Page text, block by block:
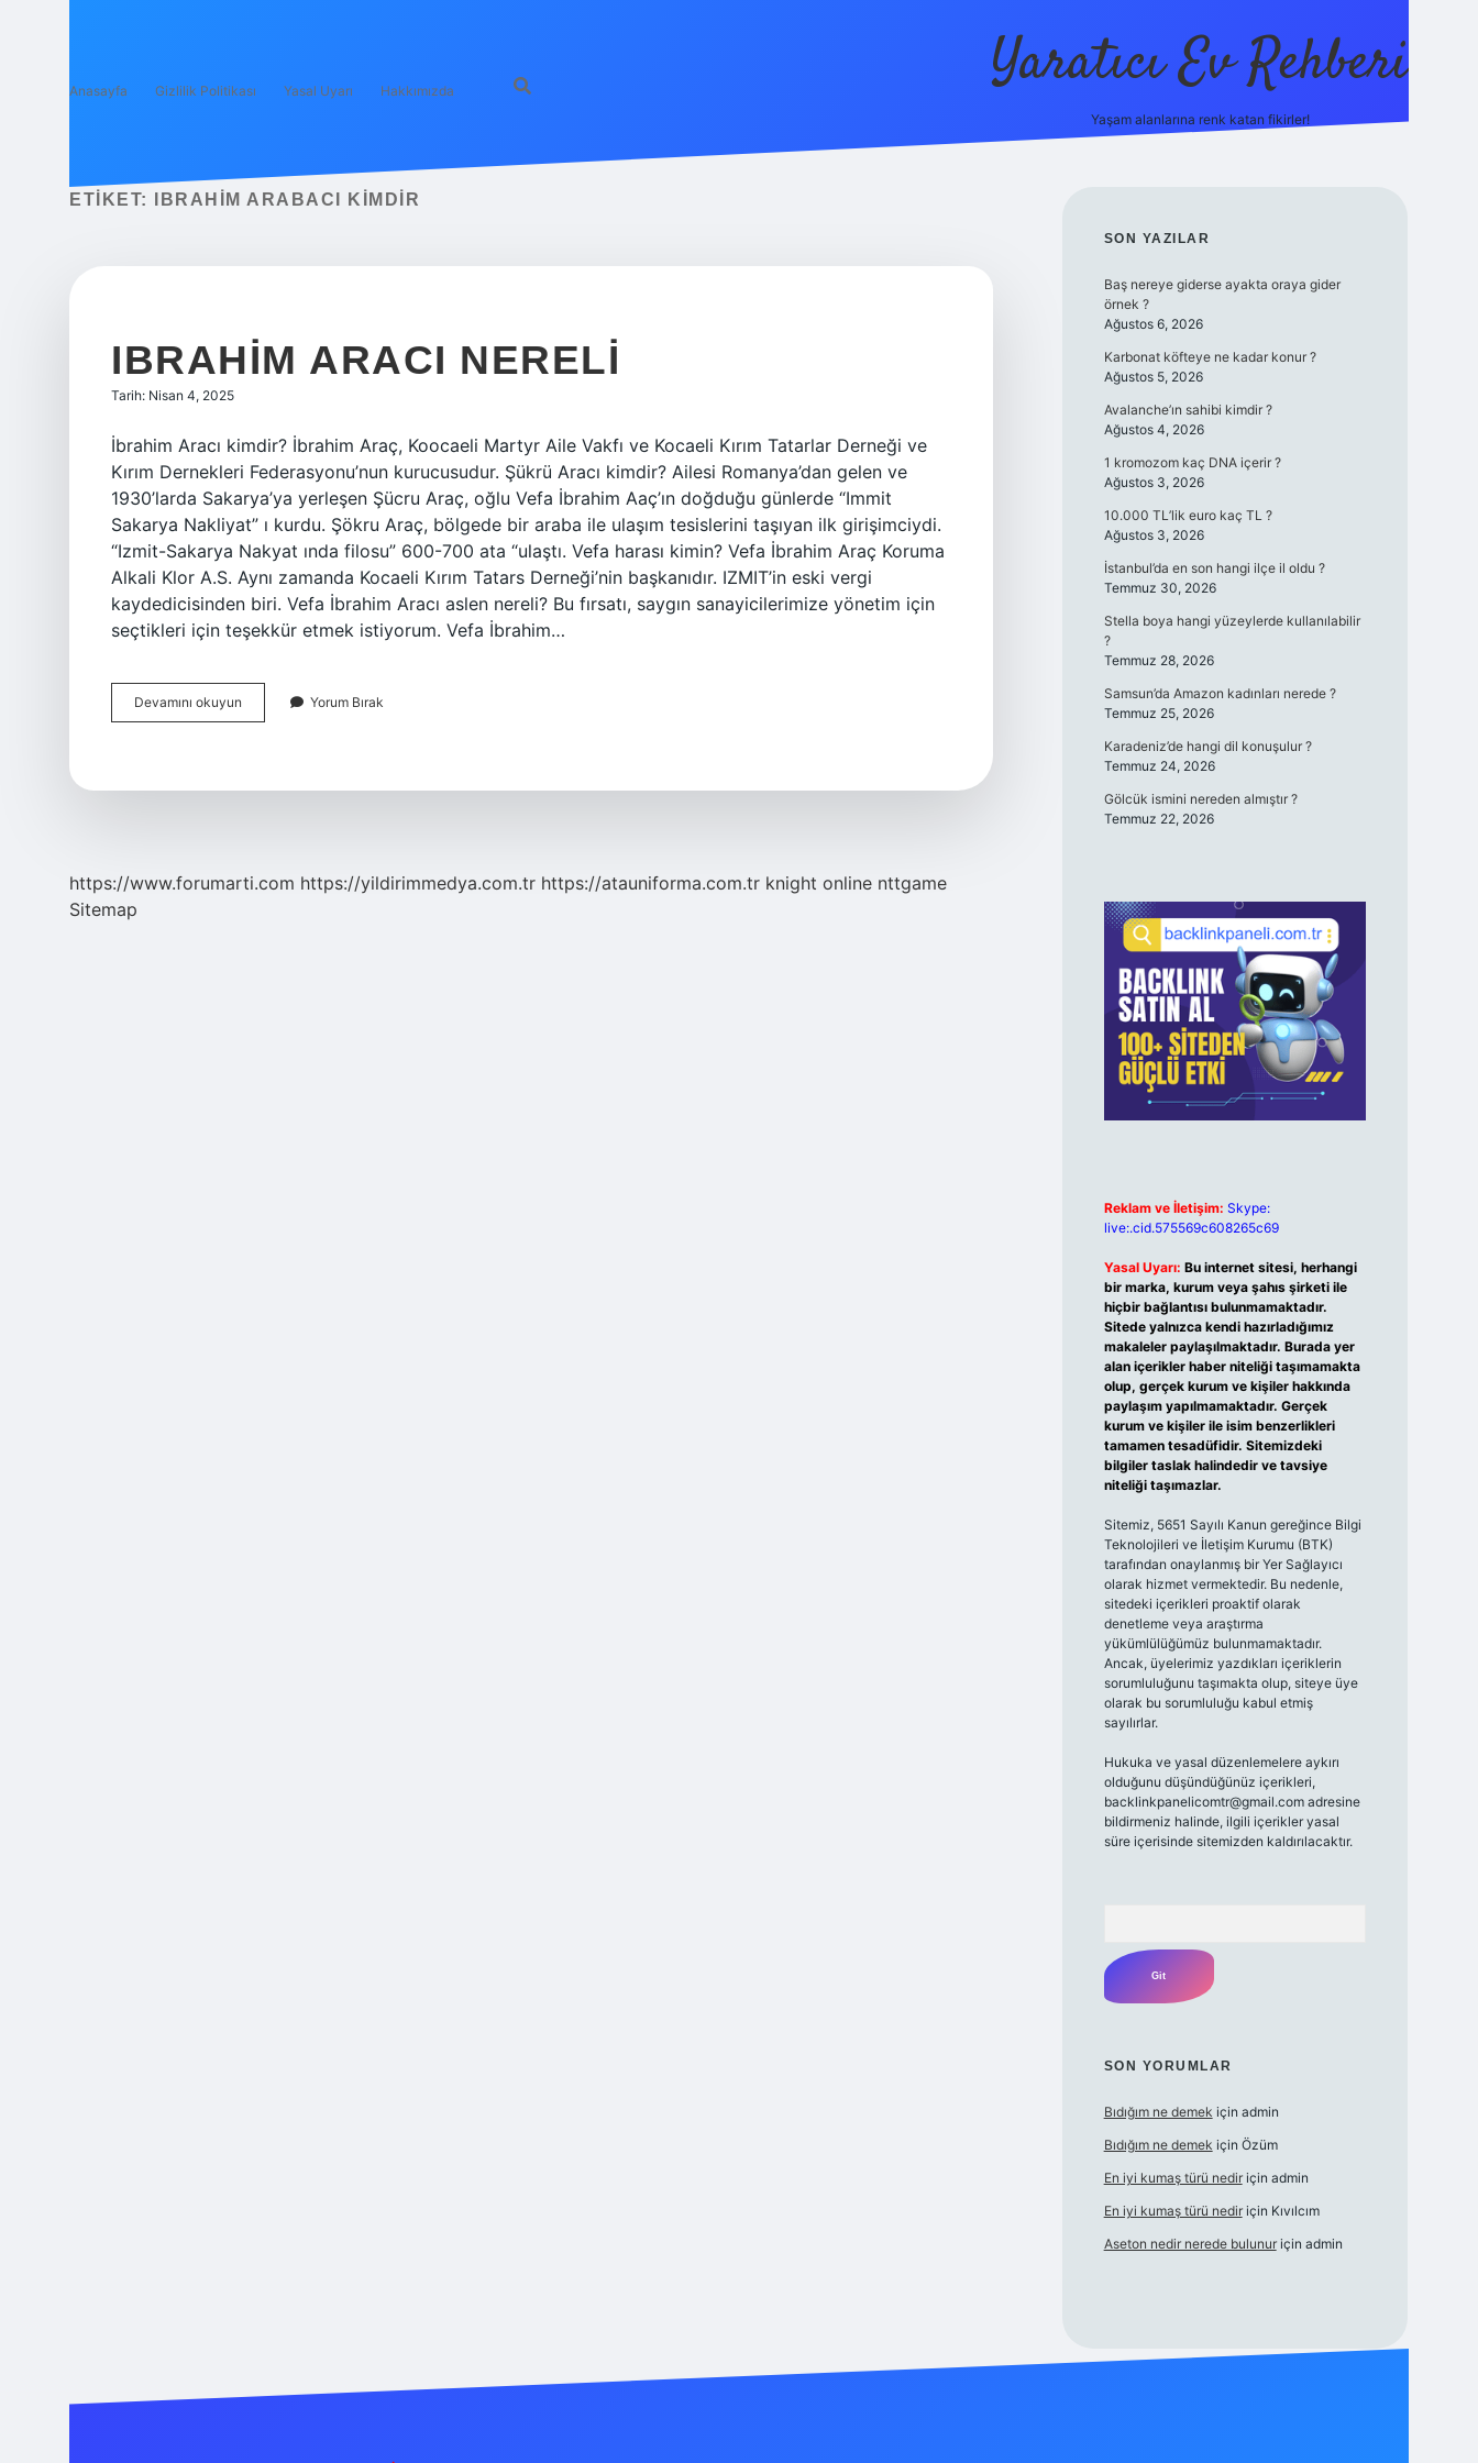
Anasayfa Gizlilik Politikası Yasal Uyarı Hakkımızda Yaratıcı Ev Rehberi
Yaşam alanlarına renk katan fikirler!
ETIKET: IBRAHIM ARABACI KIMDIR
IBRAHIM ARACI NERELI
Tarih: Nisan 4, 2025
İbrahim Aracı kimdir? İbrahim Araç, Koocaeli Martyr Aile Vakfı ve Kocaeli Kırım Tatarlar Derneği ve
Kırım Dernekleri Federasyonu’nun kurucusudur. Şükrü Aracı kimdir? Ailesi Romanya’dan gelen ve
1930’larda Sakarya’ya yerleşen Şücru Araç, oğlu Vefa İbrahim Aaç’ın doğduğu günlerde “Immit
Sakarya Nakliyat” ı kurdu. Şökru Araç, bölgede bir araba ile ulaşım tesislerini taşıyan ilk girişimciydi.
“Izmit-Sakarya Nakyat ında filosu” 600-700 ata “ulaştı. Vefa harası kimin? Vefa İbrahim Araç Koruma
Alkali Klor A.S. Aynı zamanda Kocaeli Kırım Tatars Derneği’nin başkanıdır. IZMIT’in eski vergi
kaydedicisinden biri. Vefa İbrahim Aracı aslen nereli? Bu fırsatı, saygın sanayicilerimize yönetim için
seçtikleri için teşekkür etmek istiyorum. Vefa İbrahim…
Devamını okuyun
Aracı
Yorum Bırak
https://www.forumarti.com https://yildirimmedya.com.tr https://atauniforma.com.tr knight online nttgame
Sitemap
SIDEBAR
SON YAZILAR
Baş nereye giderse ayakta oraya gider
örnek ?
Ağustos 6, 2026
Karbonat köfteye ne kadar konur ?
Ağustos 5, 2026
Avalanche’ın sahibi kimdir ?
Ağustos 4, 2026
1 kromozom kaç DNA içerir ?
Ağustos 3, 2026
10.000 TL’lik euro kaç TL ?
Ağustos 3, 2026
İstanbul’da en son hangi ilçe il oldu ?
Temmuz 30, 2026
Stella boya hangi yüzeylerde kullanılabilir
?
Temmuz 28, 2026
Samsun’da Amazon kadınları nerede ?
Temmuz 25, 2026
Karadeniz’de hangi dil konuşulur ?
Temmuz 24, 2026
Gölcük ismini nereden almıştır ?
Temmuz 22, 2026
Reklam ve İletişim: Skype:
live:.cid.575569c608265c69
Yasal Uyarı: Bu internet sitesi, herhangi
bir marka, kurum veya şahıs şirketi ile
hiçbir bağlantısı bulunmamaktadır.
Sitede yalnızca kendi hazırladığımız
makaleler paylaşılmaktadır. Burada yer
alan içerikler haber niteliği taşımamakta
olup, gerçek kurum ve kişiler hakkında
paylaşım yapılmamaktadır. Gerçek
kurum ve kişiler ile isim benzerlikleri
tamamen tesadüfidir. Sitemizdeki
bilgiler taslak halindedir ve tavsiye
niteliği taşımazlar.
Sitemiz, 5651 Sayılı Kanun gereğince Bilgi
Teknolojileri ve İletişim Kurumu (BTK)
tarafından onaylanmış bir Yer Sağlayıcı
olarak hizmet vermektedir. Bu nedenle,
sitedeki içerikleri proaktif olarak
denetleme veya araştırma
yükümlülüğümüz bulunmamaktadır.
Ancak, üyelerimiz yazdıkları içeriklerin
sorumluluğunu taşımakta olup, siteye üye
olarak bu sorumluluğu kabul etmiş
sayılırlar.
Hukuka ve yasal düzenlemelere aykırı
olduğunu düşündüğünüz içerikleri,
backlinkpanelicomtr@gmail.comadresine
bildirmeniz halinde, ilgili içerikler yasal
süre içerisinde sitemizden kaldırılacaktır.
SON YORUMLAR
Bıdığım ne demek için admin
Bıdığım ne demek için Özüm
En iyi kumaş türü nediriçin admin
En iyi kumaş türü nediriçin Kıvılcım
Aseton nedir nerede bulunuriçin admin